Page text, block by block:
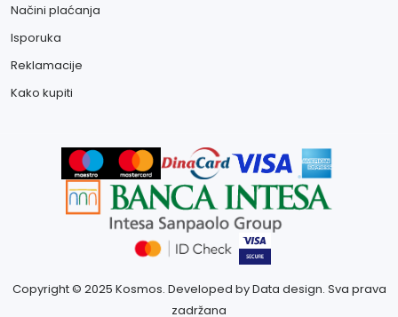
Načini plaćanja
Isporuka
Reklamacije
Kako kupiti
Copyright © 2025 Kosmos. Developed by Data design. Sva prava
zadržana